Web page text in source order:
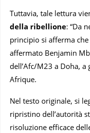
Tuttavia, tale lettura
della ribellione: “Da
principio si afferma
affermato Benjamin
dell’Afc/M23 a Doha, a
Afrique.
Nel testo originale, si
ripristino dell’autorità
risoluzione efficace